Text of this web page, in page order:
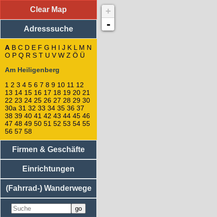
Adresssuche: Am Heiligenberg
53
56
55
54
27
25
24
57
58
28
29
30
23
22
21
20
19
48
49
50
47
Clear Map
Adresssuche
A B C D E F G H I J K L M N
O P Q R S T U V W Z Ö Ü
Am Heiligenberg
1 2 3 4 5 6 7 8 9 10 11 12
13 14 15 16 17 18 19 20 21
22 23 24 25 26 27 28 29 30
30a 31 32 33 34 35 36 37
38 39 40 41 42 43 44 45 46
47 48 49 50 51 52 53 54 55
56 57 58
Firmen & Geschäfte
Einrichtungen
(Fahrrad-) Wanderwege
+
-